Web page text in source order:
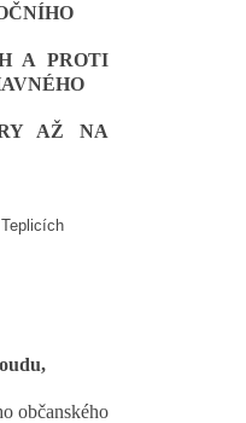
A PROTI
AŽ NA
občanského